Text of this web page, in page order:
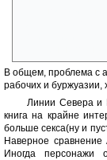
В общем, проблема с
рабочих и буржуазии,
Линии Севера и
книга на крайне
больше секса(ну и
Наверное
Иногда персонажи